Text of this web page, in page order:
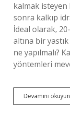
kalmak isteyen
sonra kalkıp
İdeal olarak,
altına bir
ne yapılmalı?
yöntemleri
Devamını okuyun